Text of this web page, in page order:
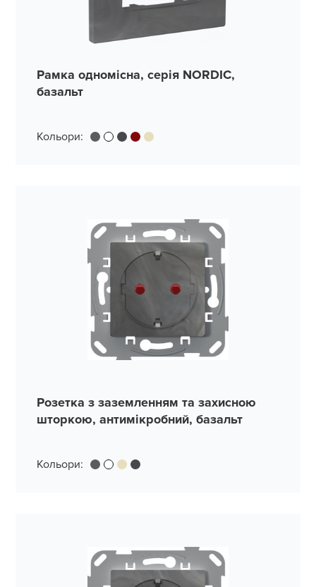
Рамка одномісна, серія NORDIC,
базальт
Кольори:
Розетка з заземленням та захисною
шторкою, антимікробний, базальт
Кольори: